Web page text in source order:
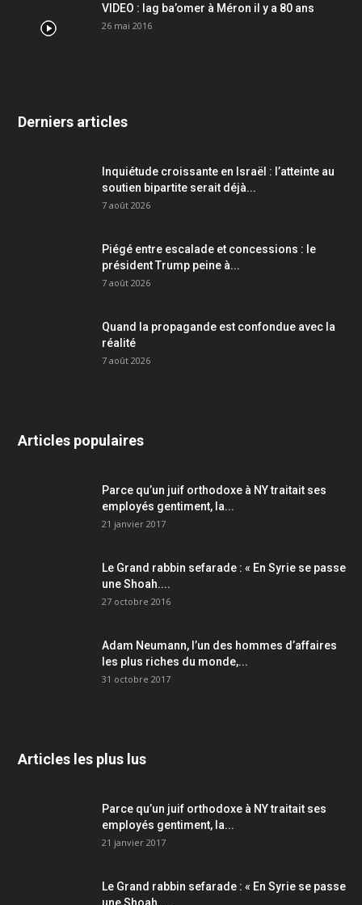
VIDEO : lag ba’omer à Méron il y a 80 ans
26 mai 2016
Derniers articles
Inquiétude croissante en Israël : l’atteinte au
soutien bipartite serait déjà...
7 août 2026
Piégé entre escalade et concessions : le
président Trump peine à...
7 août 2026
Quand la propagande est confondue avec la
réalité
7 août 2026
Articles populaires
Parce qu’un juif orthodoxe à NY traitait ses
employés gentiment, la...
21 janvier 2017
Le Grand rabbin sefarade : « En Syrie se passe
une Shoah....
27 octobre 2016
Adam Neumann, l’un des hommes d’affaires
les plus riches du monde,...
31 octobre 2017
Articles les plus lus
Parce qu’un juif orthodoxe à NY traitait ses
employés gentiment, la...
21 janvier 2017
Le Grand rabbin sefarade : « En Syrie se passe
une Shoah....